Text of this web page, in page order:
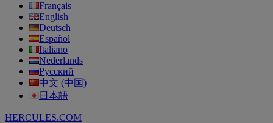
Français
English
Deutsch
Español
Italiano
Nederlands
Русский
中文 (中国)
日本語
HERCULES.COM